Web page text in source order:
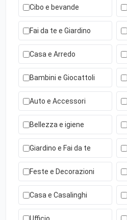
Cibo e bevande
Fai da te e Giardino
Casa e Arredo
Bambini e Giocattoli
Auto e Accessori
Bellezza e igiene
Giardino e Fai da te
Feste e Decorazioni
Casa e Casalinghi